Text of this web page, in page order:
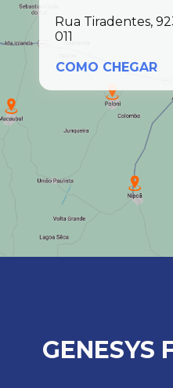
Rua Tiradentes,
011
COMO CHEGAR
GENESYS